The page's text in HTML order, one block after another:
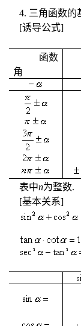
4. 三角函数的
[诱导公式]
函数
角
表中n为整数.
[基本关系]